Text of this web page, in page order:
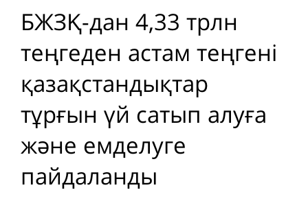
БЖЗҚ-дан 4,33 трлн
теңгеден астам теңгені
қазақстандықтар
тұрғын үй сатып алуға
және емделуге
пайдаланды